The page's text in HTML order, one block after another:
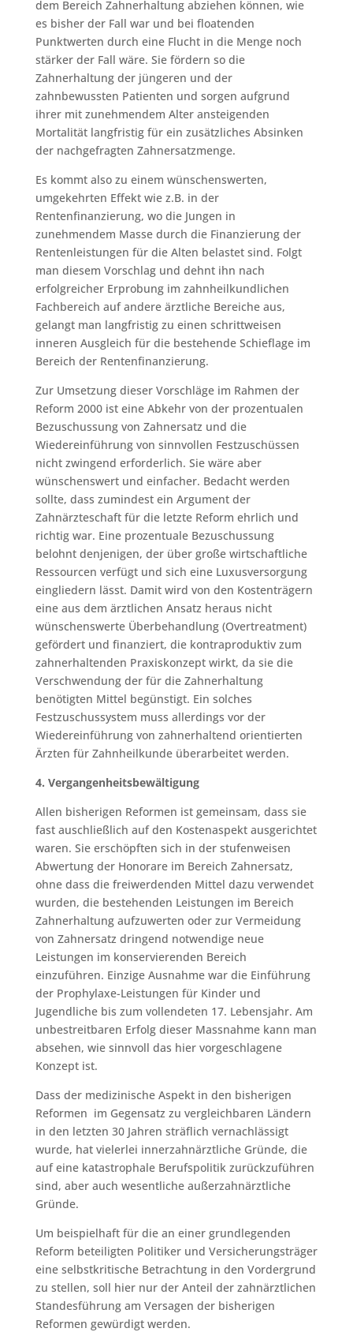
dem Bereich Zahnerhaltung abziehen können, wie
es bisher der Fall war und bei floatenden
Punktwerten durch eine Flucht in die Menge noch
stärker der Fall wäre. Sie fördern so die
Zahnerhaltung der jüngeren und der
zahnbewussten Patienten und sorgen aufgrund
ihrer mit zunehmendem Alter ansteigenden
Mortalität langfristig für ein zusätzliches Absinken
der nachgefragten Zahnersatzmenge.
Es kommt also zu einem wünschenswerten,
umgekehrten Effekt wie z.B. in der
Rentenfinanzierung, wo die Jungen in
zunehmendem Masse durch die Finanzierung der
Rentenleistungen für die Alten belastet sind. Folgt
man diesem Vorschlag und dehnt ihn nach
erfolgreicher Erprobung im zahnheilkundlichen
Fachbereich auf andere ärztliche Bereiche aus,
gelangt man langfristig zu einen schrittweisen
inneren Ausgleich für die bestehende Schieflage im
Bereich der Rentenfinanzierung.
Zur Umsetzung dieser Vorschläge im Rahmen der
Reform 2000 ist eine Abkehr von der prozentualen
Bezuschussung von Zahnersatz und die
Wiedereinführung von sinnvollen Festzuschüssen
nicht zwingend erforderlich. Sie wäre aber
wünschenswert und einfacher. Bedacht werden
sollte, dass zumindest ein Argument der
Zahnärzteschaft für die letzte Reform ehrlich und
richtig war. Eine prozentuale Bezuschussung
belohnt denjenigen, der über große wirtschaftliche
Ressourcen verfügt und sich eine Luxusversorgung
eingliedern lässt. Damit wird von den Kostenträgern
eine aus dem ärztlichen Ansatz heraus nicht
wünschenswerte Überbehandlung (Overtreatment)
gefördert und finanziert, die kontraproduktiv zum
zahnerhaltenden Praxiskonzept wirkt, da sie die
Verschwendung der für die Zahnerhaltung
benötigten Mittel begünstigt. Ein solches
Festzuschussystem muss allerdings vor der
Wiedereinführung von zahnerhaltend orientierten
Ärzten für Zahnheilkunde überarbeitet werden.
4. Vergangenheitsbewältigung
Allen bisherigen Reformen ist gemeinsam, dass sie
fast auschließlich auf den Kostenaspekt ausgerichtet
waren. Sie erschöpften sich in der stufenweisen
Abwertung der Honorare im Bereich Zahnersatz,
ohne dass die freiwerdenden Mittel dazu verwendet
wurden, die bestehenden Leistungen im Bereich
Zahnerhaltung aufzuwerten oder zur Vermeidung
von Zahnersatz dringend notwendige neue
Leistungen im konservierenden Bereich
einzuführen. Einzige Ausnahme war die Einführung
der Prophylaxe-Leistungen für Kinder und
Jugendliche bis zum vollendeten 17. Lebensjahr. Am
unbestreitbaren Erfolg dieser Massnahme kann man
absehen, wie sinnvoll das hier vorgeschlagene
Konzept ist.
Dass der medizinische Aspekt in den bisherigen
Reformen im Gegensatz zu vergleichbaren Ländern
in den letzten 30 Jahren sträflich vernachlässigt
wurde, hat vielerlei innerzahnärztliche Gründe, die
auf eine katastrophale Berufspolitik zurückzuführen
sind, aber auch wesentliche außerzahnärztliche
Gründe.
Um beispielhaft für die an einer grundlegenden
Reform beteiligten Politiker und Versicherungsträger
eine selbstkritische Betrachtung in den Vordergrund
zu stellen, soll hier nur der Anteil der zahnärztlichen
Standesführung am Versagen der bisherigen
Reformen gewürdigt werden.